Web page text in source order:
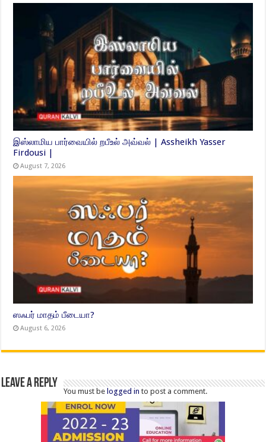
இஸ்லாமிய பார்வையில் றபீஉல் அவ்வல் | Assheikh Yasser
Firdousi |
August 7, 2026
ஸஃபர் மாதம் பீடையா?
August 6, 2026
Leave a Reply
You must belogged in to post a comment.